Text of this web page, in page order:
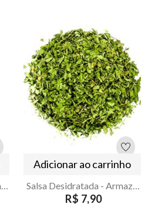
Adicionar ao carrinho
R$ 7,90